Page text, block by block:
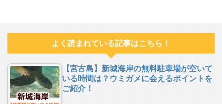
よく読まれている記事はこちら！
【宮古島】新城海岸の無料駐車場が空いて
いる時間は？ウミガメに会えるポイントを
ご紹介！